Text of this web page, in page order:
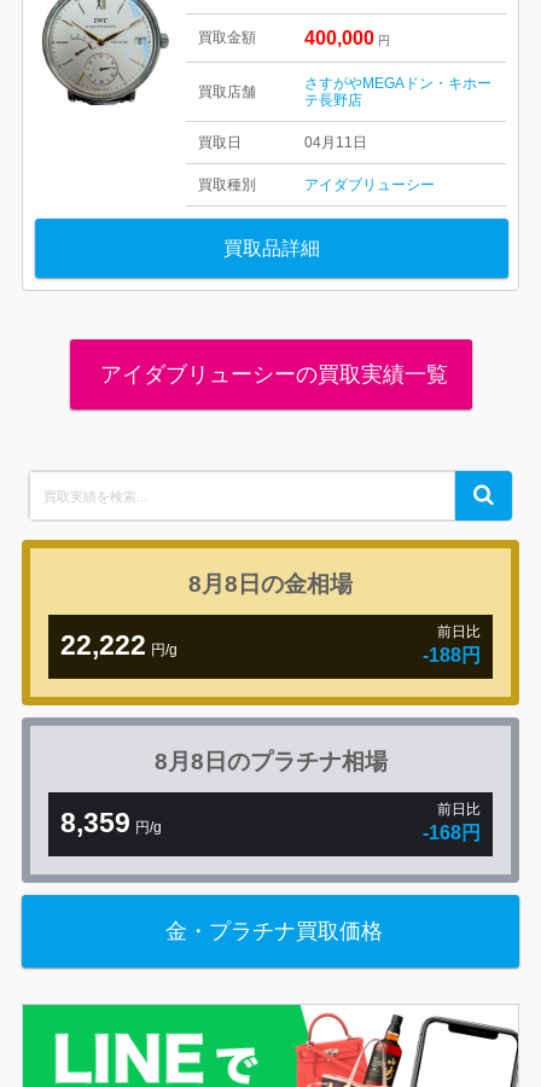
買取金額 400,000 円
買取店舗
さすがやMEGAドン・キホー
テ長野店
買取日 04月11日
買取種別 アイダブリューシー
買取品詳細
アイダブリューシーの買取実績一覧
for:
Search
8月8日の金相場
22,222 円/g
前日比
-188円
8月8日のプラチナ相場
8,359 円/g
前日比
-168円
金・プラチナ買取価格